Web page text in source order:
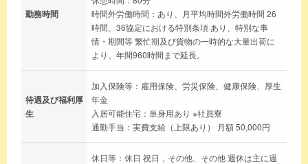
勤務時間
時間外労働時間：あり、月平均時間外労働時間 26
時間、36協定における特別条項 あり、特別な事
情・期間等 繁忙期及び貨物の一時的な大量出荷に
より、年間960時間まで延長。
待遇及び福利厚
生
加入保険等：雇用保険、労災保険、健康保険、厚生
年金
入居可能住宅：単身用あり ※社員寮
通勤手当：実費支給（上限あり） 月額 50,000円
休日等：休日 祝日，その他、その他 週休は主に週